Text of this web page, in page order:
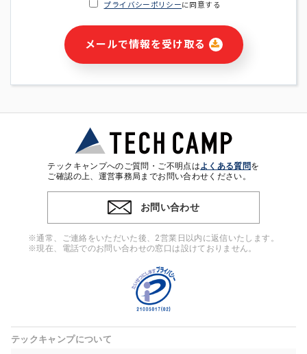
・ご請求された資料の送付のため
・本サービス及び本サービスに関連する情報(当社及び第三者の
サービス又は商品等の広告配信・宣伝を含みますが、それらに
・個人(法人の場合は担当者)を識別できない形式に加工した統
計情報の作成および利用
※上記の利用目的に基づいた本人への連絡及び配信について
4. 個人情報の第三者提供
ンをとるために、氏名等の一部の情報をサービス内で使用する
チャットツールで発信することにより、本サービスの他の利用
者等に提供することがあります。
当社は事業運営上、前項利用目的の範囲に限って個人情報を外
高い委託先を選定し、個人情報の適正管理・機密保持について
プライバシーポリシーに同意する
メールで情報を受け取る
テックキャンプへのご質問・ご不明点はよくある質問を
ご確認の上、運営事務局までお問い合わせください。
お問い合わせ
※通常、ご連絡をいただいた後、2営業日以内に返信いたします。
※現在、電話でのお問い合わせの窓口は設けておりません。
テックキャンプについて